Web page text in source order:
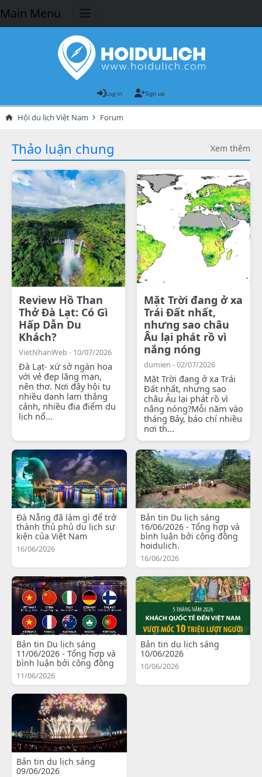
Main Menu
Log in Sign up
Hội du lịch Việt Nam Forum
Thảo luận chung Xem thêm
Review Hồ Than
Thở Đà Lạt: Có Gì
Hấp Dẫn Du
Khách?
VietNhanWeb - 10/07/2026
Đà Lạt- xứ sở ngàn hoa
với vẻ đẹp lãng mạn,
nên thơ. Nơi đây hội tụ
nhiều danh lam thắng
cảnh, nhiều địa điểm du
lịch nổ...
Mặt Trời đang ở xa
Trái Đất nhất,
nhưng sao châu
Âu lại phát rồ vì
nắng nóng
dumien - 02/07/2026
Mặt Trời đang ở xa Trái
Đất nhất, nhưng sao
châu Âu lại phát rồ vì
nắng nóng?Mỗi năm vào
tháng Bảy, báo chí nhiều
nơi th...
Đà Nẵng đã làm gì để trở
thành thủ phủ du lịch sự
kiện của Việt Nam
16/06/2026
Bản tin Du lịch sáng
16/06/2026 - Tổng hợp và
bình luận bởi cộng đồng
hoidulich.
16/06/2026
Bản tin Du lịch sáng
11/06/2026 - Tổng hợp và
bình luận bởi cộng đồng
11/06/2026
Bản tin du lịch sáng
10/06/2026
10/06/2026
Bản tin du lịch sáng
09/06/2026